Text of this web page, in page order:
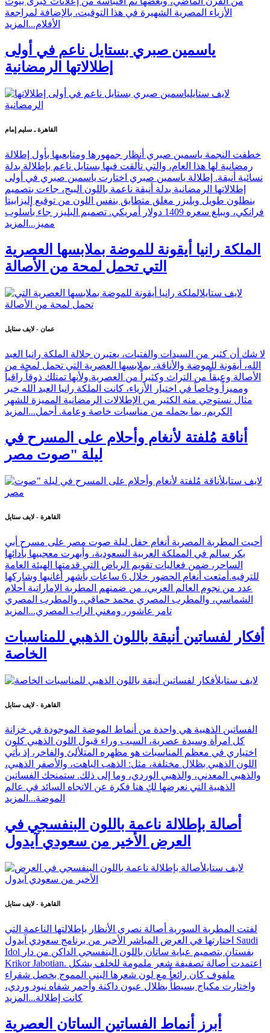
الأزياء المصرية الشهيرة في هذا التوقيت، بالإضافة لمراجعة
الأفلام... المزيد
ياسمين صبري بستايل ناعم في أولى
إطلالاتها الرمضانية
القاهرة ـ سليم إمام
خطفت النجمة ياسمين صبري أنظار جمهورها ومتابعيها بأول إطلالة
رمضانية لها هذا العام، والتي تألقت فيها بستايل ناعم بإطلالة بدلة
نسائية أنيقة. إطلالة ياسمين صبري اختارت ياسمين صبري في أولى
إطلالاتها الرمضانية بدلة أنيقة ناعمة باللون البيج، جاءت بتصميم
بنطلون طويل وبليزر مغلق متطابق بنفس اللون من توقيع إليزابيتا
فرانكي، ويبلغ سعره 1409 دولار أمريكي. تصميم البليزر جاء بأسلوب
مميز... المزيد
الملكة رانيا أيقونة للموضة بملابسها العصرية
التي تحمل لمحة من الأصالة
عمان - لايف ستايل
لا شك أن كثير من السيدات والفتيات، يعتبرن جلالة الملكة رانيا العبد
الله، أيقونة للموضة والأناقة، بملابسها العصرية التي تحمل لمحة من
الأصالة وعبقاً من التراث وكثيراً من العصرية.ولأنها تمتلك ذوقاً راقياً
ومميزاً وخاصاً في اختيار الأزياء، كانت الملكة رانيا العبد الله خير
مثال نستوحي منه الكثير من الإطلالات الرمضانية المميزة للشهر
الكريم، بما يحمله من مناسبات خاصة وعامة. أجمل... المزيد
أناقة مُلفتة لأنغام وأحلام على المسرح في
ليلة "صوت مصر
القاهرة - لايف ستايل
أحيت المطربة المصرية أنغام حفل ليلة صوت مصر على مسرح أبي
بكر سالم في المملكة العربية السعودية، وأبهرت معجبيها بأدائها
الساحر، ضمن فعاليات تقويم الرياض التي قدمتها الهيئة العامة
للترفيه.أمتعت أنغام الحضور خلال 6 ساعات بأشهر أغانيها وشاركها
عدد من نجوم العالم العربي، من ضمنهم المطربة الإماراتية أحلام
الشماسي، والمطرب المصري محمد حماقي، والمطرب المصري
تامر عاشور، ومغني الراب المصري... المزيد
أفكار لفساتين أنيقة باللون الذهبي للمناسبات
الخاصة
القاهرة - لايف ستايل
الفساتين الذهبية هي واحدة من أنماط الموضة الموجودة في خزانة
كل امرأة وسيدة عصرية، السبب وراء قبول اللون الذهبي كلون
اختياري في معظم المناسبات هو مظهره المتلألئ والفاخر، إذ يأتي
اللون الذهبي بظلال مختلفة، مثل: الذهب الباهت، والأصفر الذهبي،
والذهبي المعدني، والذهبي الوردي، وما إلى ذلك. ستمنحك الفساتين
الذهبية التي نعرضها لكِ هنا فكرة عن الاتجاه السائد في عالم
الموضة... المزيد
أصالة بإطلالة ناعمة باللون البنفسجي في
العرض الأخير من سعودي آيدول
القاهرة - لايف ستايل
لفتت المطربة السورية أصالة نصري الأنظار بإطلالتها الناعمة التي
اختارتها في العرض المباشر الأخير من برنامج سعودي آيدول Saudi
Idol بفستان بتصميم عباية ساتان باللون البنفسجي الداكن من دار
Krikor Jabotian. اعتمدت أصالة تصفيفة شعر ملمومة للخلف بشكل
ملفوف كان رائعاً مع لون شعرها البني المموج بخصل شقراء
واختارت مكياج بسيطاً بظلال عيون داكنة وأحمر شفاه نيود وردي،
كانت إطلالة... المزيد
أبرز أنماط الفساتين الساتان العصرية